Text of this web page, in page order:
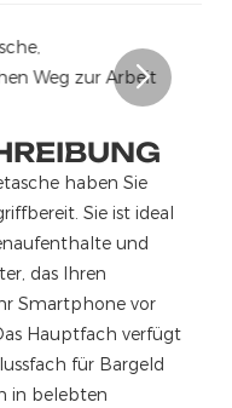
haben Sie
Sie ist ideal
und
das Ihren
Smartphone vor
Hauptfach verfügt
für Bargeld
in belebten